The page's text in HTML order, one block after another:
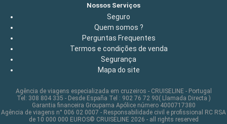
Nossos Serviços
Seguro
Quem somos ?
Perguntas Frequentes
Termos e condições de venda
Segurança
Mapa do site
Agência de viagens especializada em cruzeiros - CRUISELINE - Portugal
Tel: 308 804 335 - Desde España Tel : 902 76 72 90( Llamada Directa )
Garantia financeira Groupama Apólice número 4000717380
Agência de viagens n° 006 02 0007 - Responsabilidade civil e profissional RC RSA
de 10 000 000 EUROS© CRUISELINE 2026 - all rights reserved